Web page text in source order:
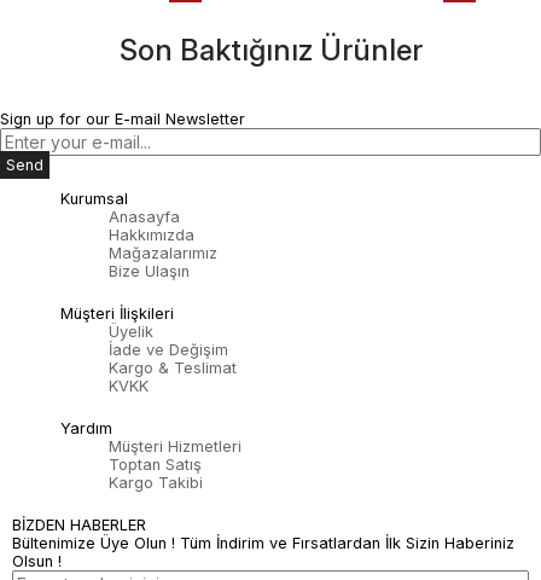
Son Baktığınız Ürünler
Sign up for our E-mail Newsletter
Send
Kurumsal
Anasayfa
Hakkımızda
Mağazalarımız
Bize Ulaşın
Müşteri İlişkileri
Üyelik
İade ve Değişim
Kargo & Teslimat
KVKK
Yardım
Müşteri Hizmetleri
Toptan Satış
Kargo Takibi
BİZDEN HABERLER
Bültenimize Üye Olun ! Tüm İndirim ve Fırsatlardan İlk Sizin Haberiniz
Olsun !